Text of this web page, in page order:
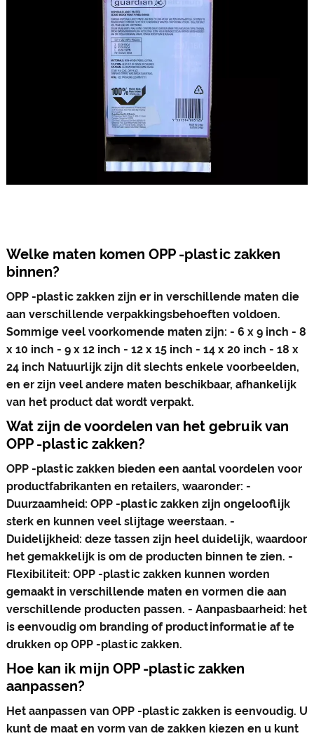
Welke maten komen OPP -plastic zakken
binnen?
OPP -plastic zakken zijn er in verschillende maten die
aan verschillende verpakkingsbehoeften voldoen.
Sommige veel voorkomende maten zijn: - 6 x 9 inch - 8
x 10 inch - 9 x 12 inch - 12 x 15 inch - 14 x 20 inch - 18 x
24 inch Natuurlijk zijn dit slechts enkele voorbeelden,
en er zijn veel andere maten beschikbaar, afhankelijk
van het product dat wordt verpakt.
Wat zijn de voordelen van het gebruik van
OPP -plastic zakken?
OPP -plastic zakken bieden een aantal voordelen voor
productfabrikanten en retailers, waaronder: -
Duurzaamheid: OPP -plastic zakken zijn ongelooflijk
sterk en kunnen veel slijtage weerstaan. -
Duidelijkheid: deze tassen zijn heel duidelijk, waardoor
het gemakkelijk is om de producten binnen te zien. -
Flexibiliteit: OPP -plastic zakken kunnen worden
gemaakt in verschillende maten en vormen die aan
verschillende producten passen. - Aanpasbaarheid: het
is eenvoudig om branding of productinformatie af te
drukken op OPP -plastic zakken.
Hoe kan ik mijn OPP -plastic zakken
aanpassen?
Het aanpassen van OPP -plastic zakken is eenvoudig. U
kunt de maat en vorm van de zakken kiezen en u kunt